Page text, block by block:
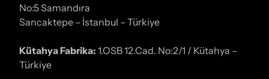
No:5 Samandıra
Sancaktepe – İstanbul – Türkiye
Kütahya Fabrika: 1.OSB 12.Cad. No:2/1 / Kütahya –
Türkiye